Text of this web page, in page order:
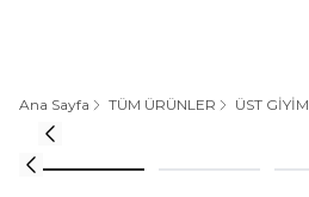
Ana Sayfa TÜM ÜRÜNLER ÜST GİYİM